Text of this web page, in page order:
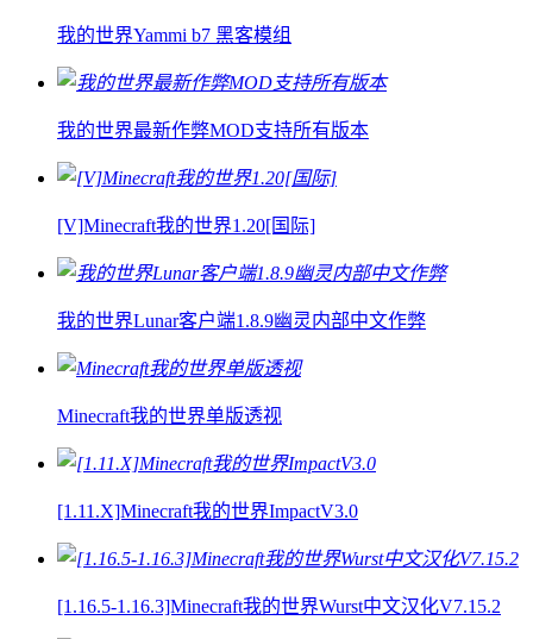
我的世界Yammi b7 黑客模组
我的世界最新作弊MOD支持所有版本
[V]Minecraft我的世界1.20[国际]
我的世界Lunar客户端1.8.9幽灵内部中文作弊
Minecraft我的世界单版透视
[1.11.X]Minecraft我的世界ImpactV3.0
[1.16.5-1.16.3]Minecraft我的世界Wurst中文汉化V7.15.2